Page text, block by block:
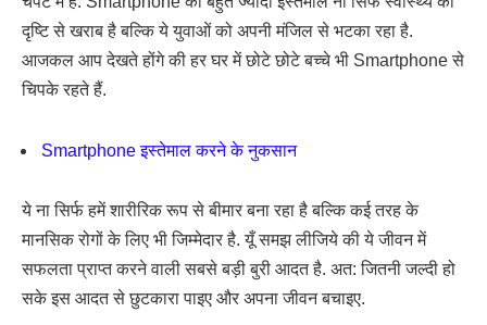
दृष्टि से खराब है बल्कि ये युवाओं को अपनी मंजिल से भटका रहा है.
आजकल आप देखते होंगे की हर घर में छोटे छोटे बच्चे भी Smartphone से
चिपके रहते हैं.
Smartphone इस्तेमाल करने के नुकसान
ये ना सिर्फ हमें शारीरिक रूप से बीमार बना रहा है बल्कि कई तरह के
मानसिक रोगों के लिए भी जिम्मेदार है. यूँ समझ लीजिये की ये जीवन में
सफलता प्राप्त करने वाली सबसे बड़ी बुरी आदत है. अत: जितनी जल्दी हो
सके इस आदत से छुटकारा पाइए और अपना जीवन बचाइए.